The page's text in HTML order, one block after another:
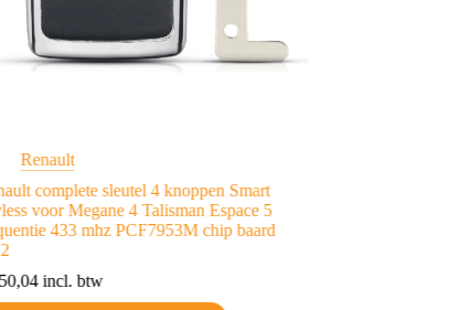
Renault
complete sleutel 4 knoppen Smart
voor Megane 4 Talisman Espace 5
433 mhz PCF7953M chip baard
incl. btw